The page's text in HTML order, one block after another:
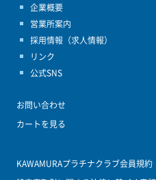
企業概要
営業所案内
採用情報（求人情報）
リンク
公式SNS
お問い合わせ
カートを見る
KAWAMURAプラチナクラブ会員規約